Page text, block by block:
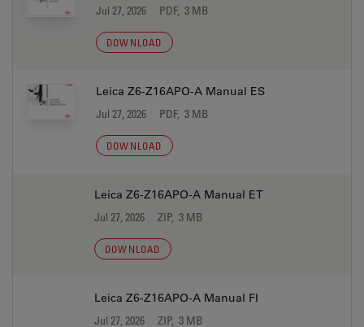
Jul 27, 2026 PDF, 3 MB
DOWNLOAD
Leica Z6-Z16APO-A Manual ES
Jul 27, 2026 PDF, 3 MB
DOWNLOAD
Leica Z6-Z16APO-A Manual ET
Jul 27, 2026 ZIP, 3 MB
DOWNLOAD
Leica Z6-Z16APO-A Manual FI
Jul 27, 2026 ZIP, 3 MB